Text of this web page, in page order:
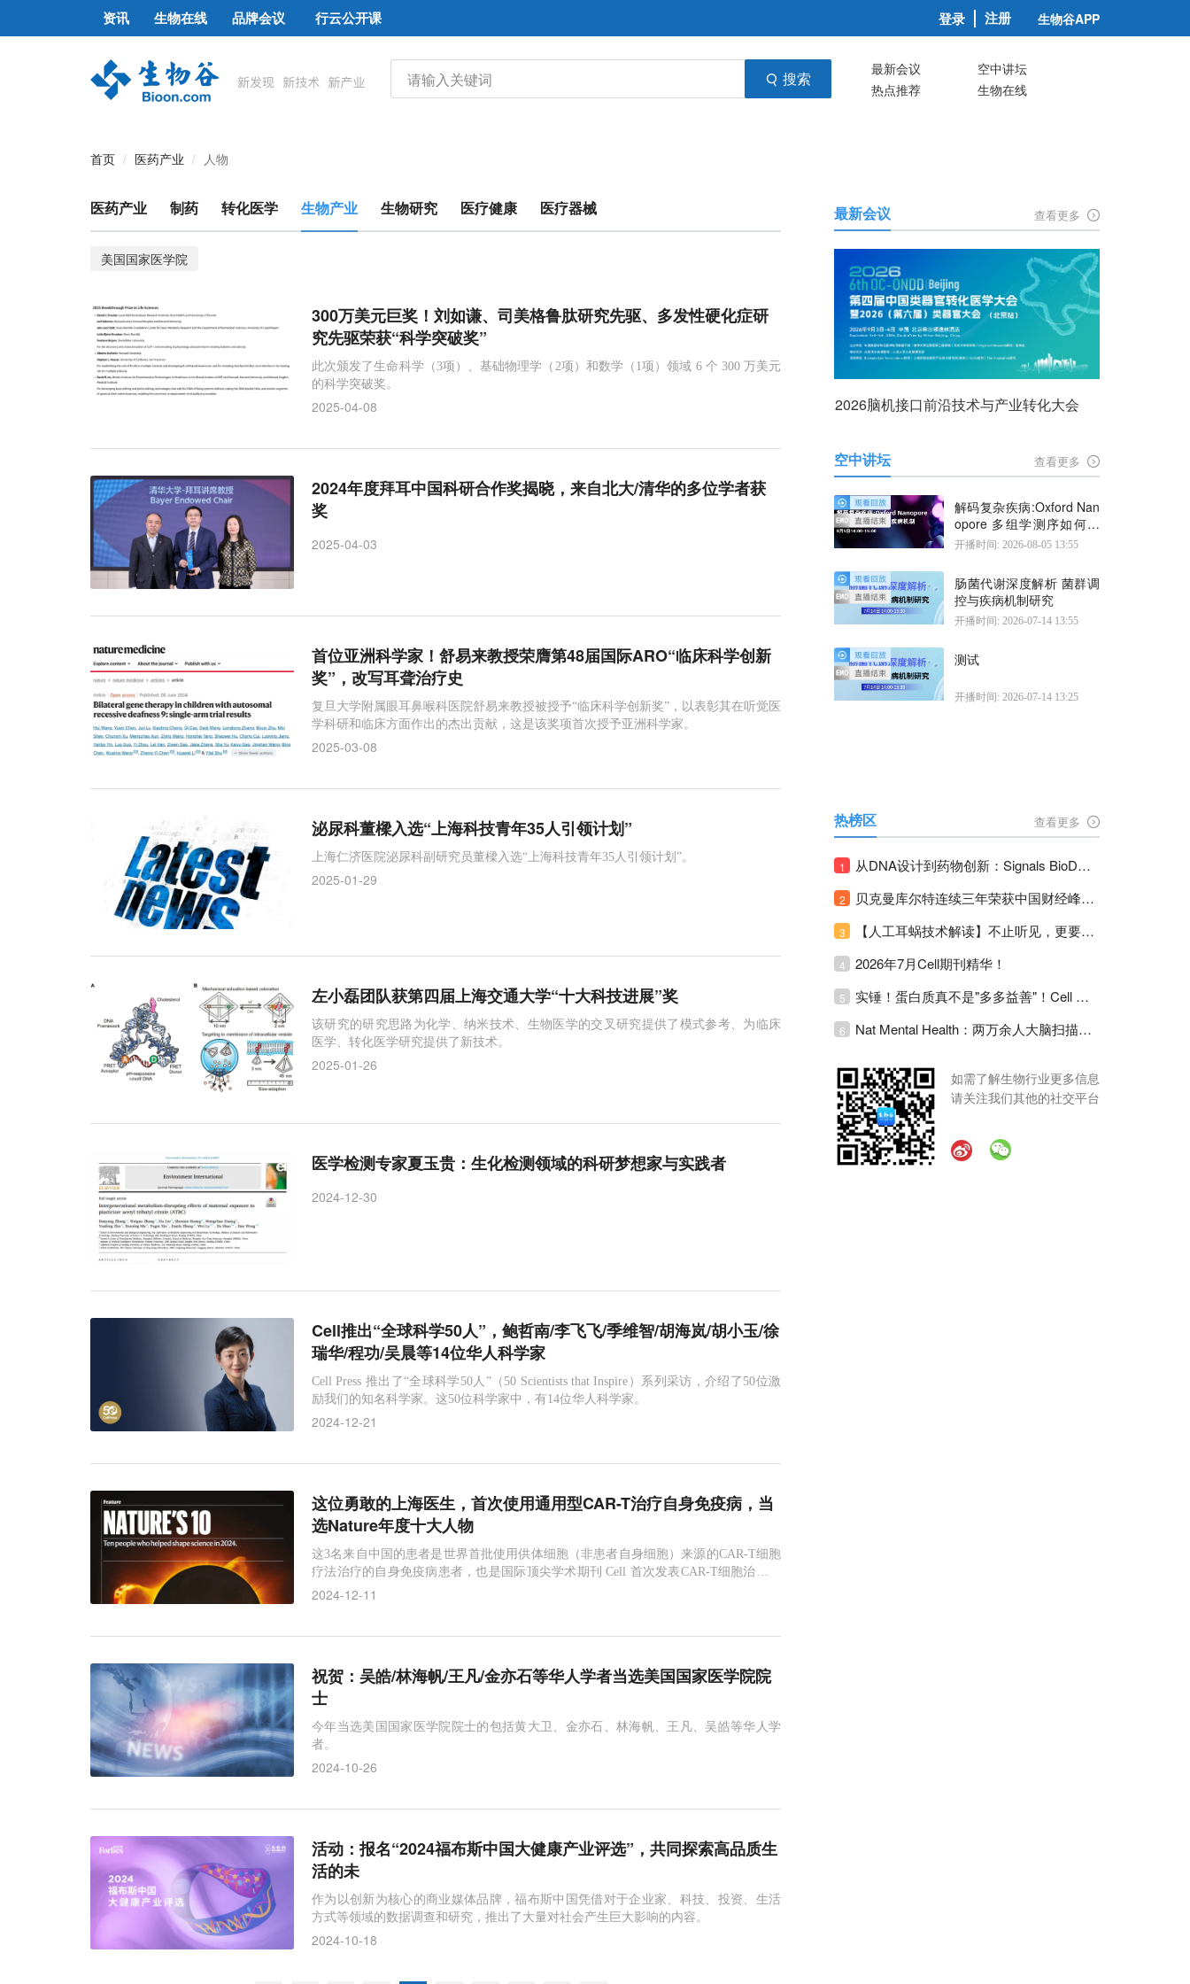
资讯 生物在线 品牌会议 行云公开课 登录 注册 生物谷APP
搜索 最新会议
空中讲坛
热点推荐
生物在线
首页 医药产业 人物
医药产业 制药 转化医学 生物产业 生物研究 医疗健康 医疗器械
美国国家医学院
300万美元巨奖！刘如谦、司美格鲁肽研究先驱、多发性硬化症研
究先驱荣获“科学突破奖”
此次颁发了生命科学（3项）、基础物理学（2项）和数学（1项）领域 6 个 300 万美元
的科学突破奖。
2025-04-08
2024年度拜耳中国科研合作奖揭晓，来自北大/清华的多位学者获
奖
2025-04-03
首位亚洲科学家！舒易来教授荣膺第48届国际ARO“临床科学创新
奖”，改写耳聋治疗史
复旦大学附属眼耳鼻喉科医院舒易来教授被授予“临床科学创新奖”，以表彰其在听觉医
学科研和临床方面作出的杰出贡献，这是该奖项首次授予亚洲科学家。
2025-03-08
泌尿科董樑入选“上海科技青年35人引领计划”
上海仁济医院泌尿科副研究员董樑入选“上海科技青年35人引领计划”。
2025-01-29
左小磊团队获第四届上海交通大学“十大科技进展”奖
该研究的研究思路为化学、纳米技术、生物医学的交叉研究提供了模式参考、为临床
医学、转化医学研究提供了新技术。
2025-01-26
医学检测专家夏玉贵：生化检测领域的科研梦想家与实践者
2024-12-30
Cell推出“全球科学50人”，鲍哲南/李飞飞/季维智/胡海岚/胡小玉/徐
瑞华/程功/吴晨等14位华人科学家
Cell Press 推出了“全球科学50人”（50 Scientists that Inspire）系列采访，介绍了50位激
励我们的知名科学家。这50位科学家中，有14位华人科学家。
2024-12-21
这位勇敢的上海医生，首次使用通用型CAR-T治疗自身免疫病，当
选Nature年度十大人物
这3名来自中国的患者是世界首批使用供体细胞（非患者自身细胞）来源的CAR-T细胞
疗法治疗的自身免疫病患者，也是国际顶尖学术期刊 Cell 首次发表CAR-T细胞治疗自
身免疫疾病的研究。
2024-12-11
祝贺：吴皓/林海帆/王凡/金亦石等华人学者当选美国国家医学院院
士
今年当选美国国家医学院院士的包括黄大卫、金亦石、林海帆、王凡、吴皓等华人学
者。
2024-10-26
活动：报名“2024福布斯中国大健康产业评选”，共同探索高品质生
活的未
作为以创新为核心的商业媒体品牌，福布斯中国凭借对于企业家、科技、投资、生活
方式等领域的数据调查和研究，推出了大量对社会产生巨大影响的内容。
2024-10-18
最新会议 查看更多
2026脑机接口前沿技术与产业转化大会
空中讲坛 查看更多
解码复杂疾病:Oxford Nan
opore 多组学测序如何揭
示疾病机制
开播时间: 2026-08-05 13:55
肠菌代谢深度解析 菌群调
控与疾病机制研究
开播时间: 2026-07-14 13:55
测试
开播时间: 2026-07-14 13:25
热榜区 查看更多
1 从DNA设计到药物创新：Signals BioDesign如何重塑分子生物学研发生态！
2 贝克曼库尔特连续三年荣获中国财经峰会三项大奖！
3 【人工耳蜗技术解读】不止听见，更要听见未来 ---- 智能耳蜗，开启人工耳蜗技术新纪元！
4 2026年7月Cell期刊精华！
5 实锤！蛋白质真不是"多多益善"！Cell Press Blue：适度限蛋白，反而拉长健康寿命！
6 Nat Mental Health：两万余人大脑扫描刷新抑郁脑科学认知！抑郁不只是情绪病，视觉、运动脑区同步受损！
如需了解生物行业更多信息
请关注我们其他的社交平台